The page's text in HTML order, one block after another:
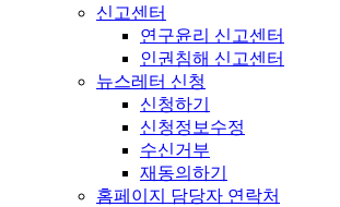
신고센터
연구윤리 신고센터
인권침해 신고센터
뉴스레터 신청
신청하기
신청정보수정
수신거부
재동의하기
홈페이지 담당자 연락처